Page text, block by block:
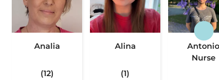
Analia
(12)
Alina
(1)
Antonio
Nurse